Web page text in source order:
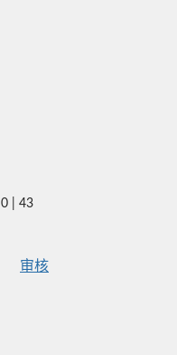
0 43
审核